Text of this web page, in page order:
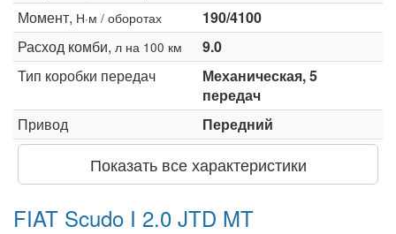
Момент, Н·м / оборотах
190/4100
Расход комби, л на 100 км
9.0
Тип коробки передач
Механическая, 5
передач
Привод
Передний
Показать все характеристики
FIAT Scudo I 2.0 JTD MT